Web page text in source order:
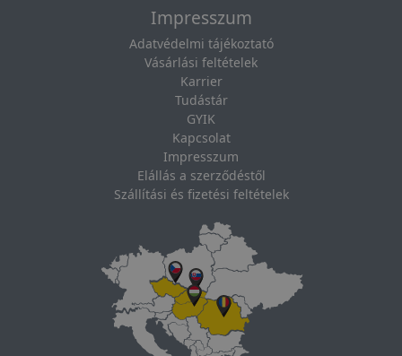
Impresszum
Adatvédelmi tájékoztató
Vásárlási feltételek
Karrier
Tudástár
GYIK
Kapcsolat
Impresszum
Elállás a szerződéstől
Szállítási és fizetési feltételek